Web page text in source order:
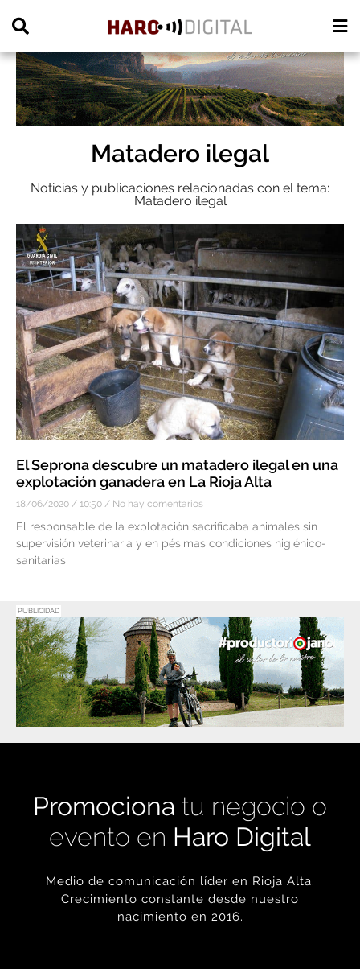
Matadero ilegal
Noticias y publicaciones relacionadas con el tema:
Matadero ilegal
El Seprona descubre un matadero ilegal en una
explotación ganadera en La Rioja Alta
18/06/2020 10:50 No hay comentarios
El responsable de la explotación sacrificaba animales sin
supervisión veterinaria y en pésimas condiciones higiénico-
sanitarias
PUBLICIDAD
Promociona tu negocio o
evento en Haro Digital
Medio de comunicación líder en Rioja Alta.
Crecimiento constante desde nuestro
nacimiento en 2016.